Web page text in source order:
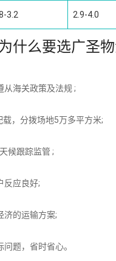
3.2 2.9-4.0
什么要选广圣
从海关政策及法规 ;
，分拨场地5万多平方米;
候跟踪监管 ;
反应良好;
济的运输方案;
题，省时省心。